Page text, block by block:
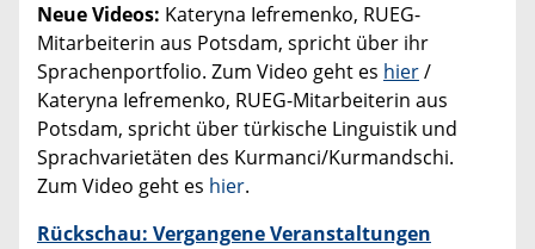
Neue Videos: Kateryna Iefremenko, RUEG-
Mitarbeiterin aus Potsdam, spricht über ihr
Sprachenportfolio. Zum Video geht es hier/
Kateryna Iefremenko, RUEG-Mitarbeiterin aus
Potsdam, spricht über türkische Linguistik und
Sprachvarietäten des Kurmanci/Kurmandschi.
Zum Video geht es hier.
Rückschau: Vergangene Veranstaltungen